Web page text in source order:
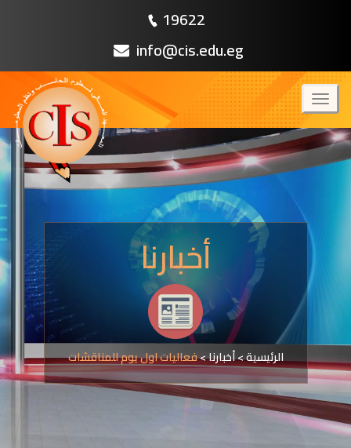
19622
info@cis.edu.eg
أخبارنا
الرئيسية>أخبارنا>فعاليات اول يوم للمناقشات